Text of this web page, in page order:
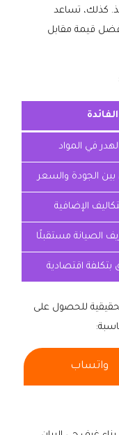
كذلك، تساعد
أفضل قيمة مقابل
الفائدة
في المواد
بين الجودة والسعر
الإضافية
الصيانة مستقبلًا
بتكلفة اقتصادية
للحصول على
واتساب